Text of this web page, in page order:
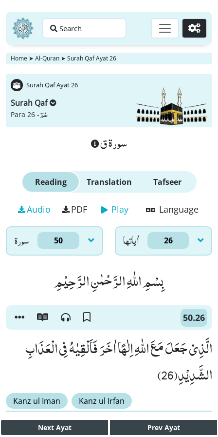
Search Go
Home ➤ Al-Quran ➤ Surah Qaf Ayat 26
Surah Qaf Ayat 26
Surah Qaf
Para 26 -حٰمٓ
سورة ق
Reading Translation Tafseer
Audio PDF Play Language
سورۃ 50 اٰياتها 26
بِسْمِ اللّٰهِ الرَّحْمٰنِ الرَّحِیْمِ
50.26
الَّذِیْ جَعَلَ مَعَ اللّٰهِ اِلٰهًا اٰخَرَ فَاَلْقِیٰهُ فِی الْعَذَابِ
الشَّدِیْدِ(26)
Kanz ul Iman Kanz ul Irfan
Next Ayat Prev Ayat